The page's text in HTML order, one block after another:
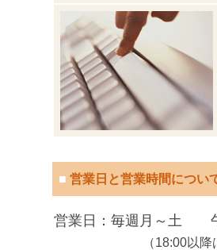
■ 営業日と営業時間につい
営業日：毎週月～土
（18:00以降はご予